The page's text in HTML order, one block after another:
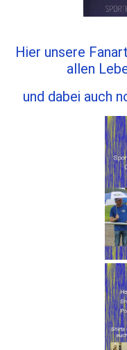
Hier unsere
allen
und dabei auch